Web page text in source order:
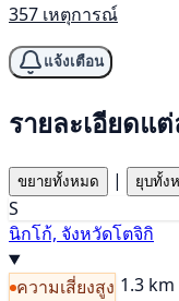
357 เหตุการณ์
แจ้งเตือน
รายละเอียดแ
ขยายทั้งหมด | ยุบทั้ง
S
นิกโก้, จังหวัดโตจิกิ
ความเสี่ยงสูง 1.3 km